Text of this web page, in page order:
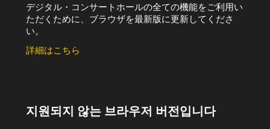
デジタル・コンサートホールの全ての機能をご利用い
ただくために、ブラウザを最新版に更新してくださ
い。
詳細はこちら
지원되지 않는 브라우저 버전입니다